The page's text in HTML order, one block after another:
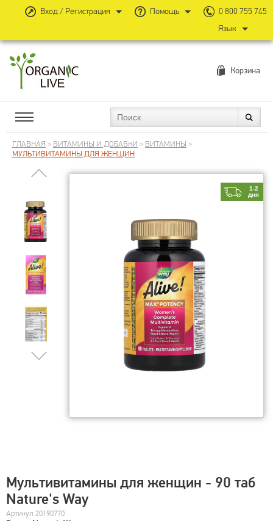
Корзина
ГЛАВНАЯ > ВИТАМИНЫ И ДОБАВКИ > ВИТАМИНЫ >
МУЛЬТИВИТАМИНЫ ДЛЯ ЖЕНЩИН
1-2
дня
Мультивитамины для женщин - 90 таб
Nature's Way
Артикул 20190770
Вход / Регистрация Помощь
0 800 755 745
Язык